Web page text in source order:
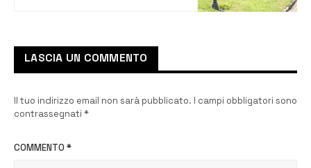
LASCIA UN COMMENTO
Il tuo indirizzo email non sarà pubblicato. I campi obbligatori sono
contrassegnati *
COMMENTO *